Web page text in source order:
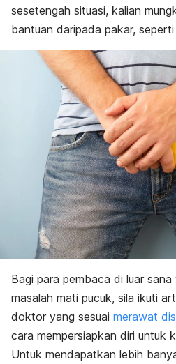
sesetengah situasi, kalian
bantuan daripada pakar,
Bagi para pembaca di luar
masalah mati pucuk, sila ikuti
doktor yang sesuai merawat
cara mempersiapkan diri untuk
Untuk mendapatkan lebih